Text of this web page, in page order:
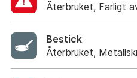
Återbruket, Farligt
Bestick
Återbruket,